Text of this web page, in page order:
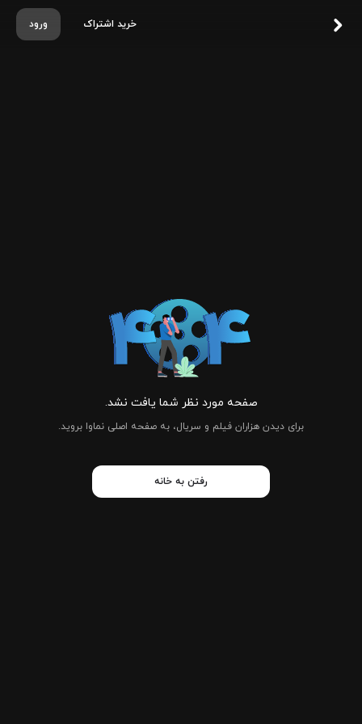
ورود خرید اشتراک
صفحه مورد نظر شما یافت نشد.
برای دیدن هزاران فیلم و سریال، به صفحه اصلی نماوا بروید.
رفتن به خانه